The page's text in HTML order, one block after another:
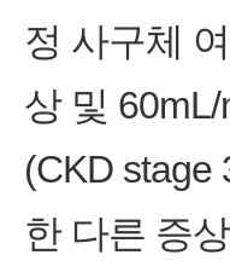
정 사구체
상 및
(CKD stage
한 다른 증